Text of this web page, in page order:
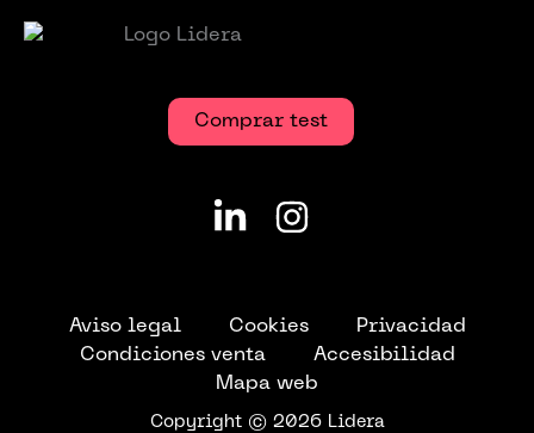
Comprar test
Aviso legal Cookies
Privacidad
Condiciones venta
Accesibilidad
Mapa web
Copyright © 2026 Lidera